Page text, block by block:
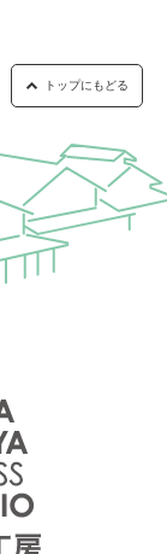
トップにもどる